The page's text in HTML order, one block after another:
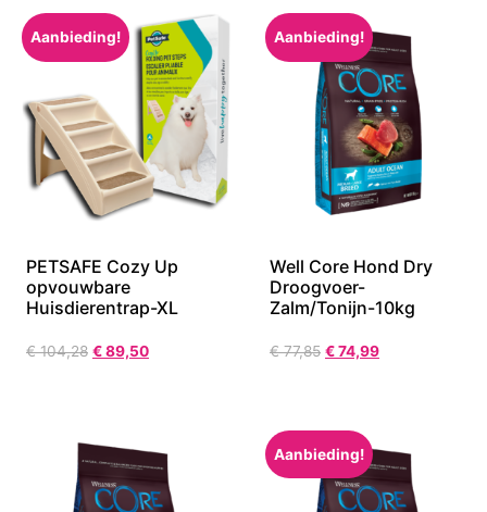
Aanbieding!
PETSAFE Cozy Up
opvouwbare
Huisdierentrap-XL
€104,28 €89,50
Aanbieding!
Well Core Hond Dry
Droogvoer-
Zalm/Tonijn-10kg
€77,85 €74,99
Aanbieding!